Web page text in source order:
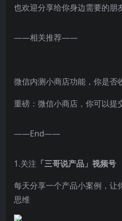
也欢迎分享给你身边需要的朋
——相关推荐——
微信内测小商店功能，你是否
重磅：微信小商店，你可以提
——End——
1.关注 「三哥说产品」视频号
每天分享一个产品小案例，让
思维